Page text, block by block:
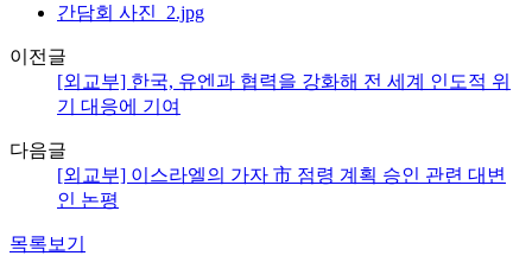
간담회 사진_2.jpg
이전글
[외교부] 한국, 유엔과 협력을 강화해 전 세계 인도적 위
기 대응에 기여
다음글
[외교부] 이스라엘의 가자 市 점령 계획 승인 관련 대변
인 논평
목록보기